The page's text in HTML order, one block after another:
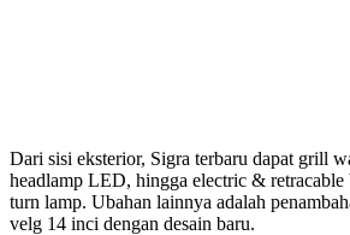
Dari sisi eksterior, Sigra terbaru dapat grill
headlamp LED, hingga electric &
turn lamp. Ubahan lainnya adalah
velg 14 inci dengan desain baru.